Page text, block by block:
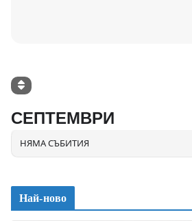
СЕПТЕМВРИ
НЯМА СЪБИТИЯ
Най-ново